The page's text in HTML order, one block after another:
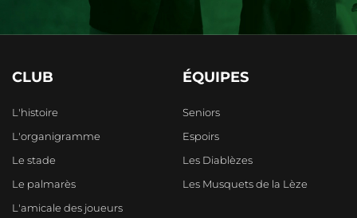
CLUB
L'histoire
L'organigramme
Le stade
Le palmarès
L'amicale des joueurs
ÉQUIPES
Seniors
Espoirs
Les Diablèzes
Les Musquets de la Lèze